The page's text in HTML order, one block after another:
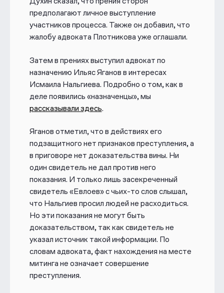
Совета тейпов ингушского народа;
— члена этого Совета Ахмеда
Барахоева;
— Зарифу Саутиеву — бывшую
республиканского «Мемориального
комплекса жертвам репрессий»;
— Мусу Мальсагова — председателя
ингушского отделения «Российского
красного креста»;
организации «Выбор Ингушетии»,
занимающейся наблюдением на
выборах;
— Багаудина Хаутиева — главу
Совета молодежных организаций
Ингушетии;
— Бараха Чемурзиева —
председателя общественного
объединения «Опора Ингушетии».
Их признали виновными в применении
насилия к представителям власти (ст.
318 УК), создании экстремистского
сообщества (ст. 282.1 УК) и участии в
нем.
предполагают личное выступление
участников процесса. Также он добавил, что
жалобу адвоката Плотникова уже оглашали.
Затем в прениях выступил адвокат по
назначению Ильяс Яганов в интересах
Исмаила Нальгиева. Подробно о том, как в
деле появились «назначенцы», мы
рассказывали здесь.
Яганов отметил, что в действиях его
подзащитного нет признаков преступления, а
в приговоре нет доказательства вины. Ни
один свидетель не дал против него
показания. И только лишь засекреченный
свидетель «Евлоев» с чьих-то слов слышал,
что Нальгиев просил людей не расходиться.
Но эти показания не могут быть
доказательством, так как свидетель не
указал источник такой информации. По
словам адвоката, факт нахождения на месте
митинга не означает совершение
преступления.